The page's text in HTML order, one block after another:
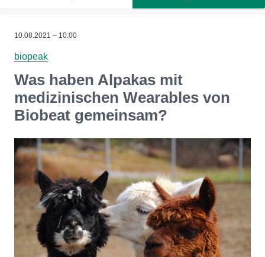
10.08.2021 – 10:00
biopeak
Was haben Alpakas mit
medizinischen Wearables von
Biobeat gemeinsam?